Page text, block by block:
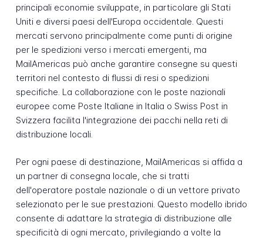
principali economie sviluppate, in particolare gli Stati
Uniti e diversi paesi dell'Europa occidentale. Questi
mercati servono principalmente come punti di origine
per le spedizioni verso i mercati emergenti, ma
MailAmericas può anche garantire consegne su questi
territori nel contesto di flussi di resi o spedizioni
specifiche. La collaborazione con le poste nazionali
europee come Poste Italiane in Italia o Swiss Post in
Svizzera facilita l'integrazione dei pacchi nella reti di
distribuzione locali.
Per ogni paese di destinazione, MailAmericas si affida a
un partner di consegna locale, che si tratti
dell'operatore postale nazionale o di un vettore privato
selezionato per le sue prestazioni. Questo modello ibrido
consente di adattare la strategia di distribuzione alle
specificità di ogni mercato, privilegiando a volte la